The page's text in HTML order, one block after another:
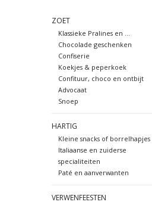
ZOET
Klassieke Pralines en ...
Chocolade geschenken
Confiserie
Koekjes & peperkoek
Confituur, choco en ontbijt
Advocaat
Snoep
HARTIG
Kleine snacks of borrelhapjes
Italiaanse en zuiderse
specialiteiten
Paté en aanverwanten
VERWENFEESTEN